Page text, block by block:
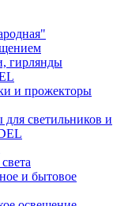
гирлянды
и прожекторы
для светильников и
и бытовое